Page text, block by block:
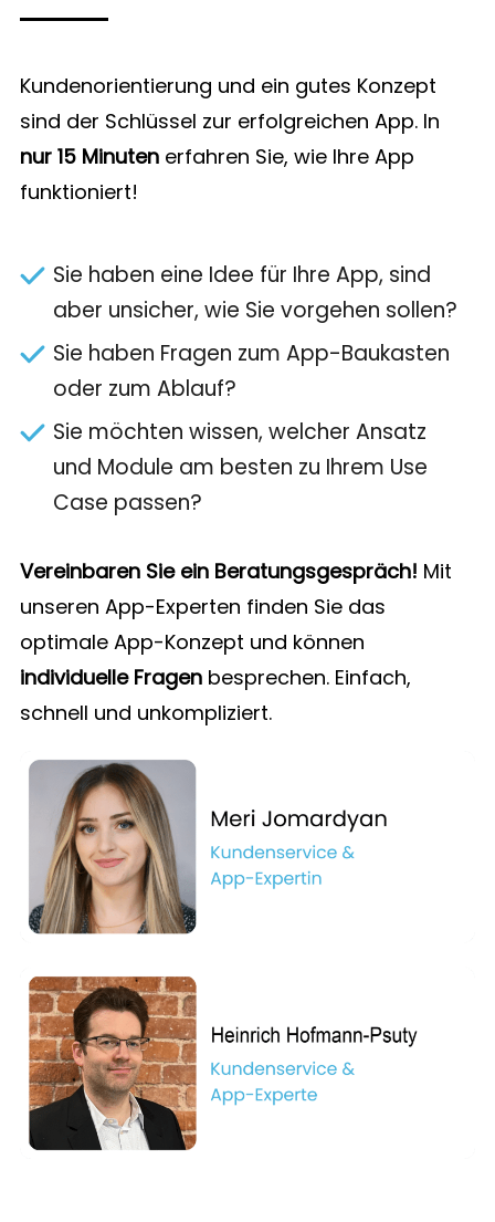
Kundenorientierung und ein gutes Konzept
sind der Schlüssel zur erfolgreichen App. In
nur 15 Minuten erfahren Sie, wie Ihre App
funktioniert!
Sie haben eine Idee für Ihre App, sind
aber unsicher, wie Sie vorgehen sollen?
Sie haben Fragen zum App-Baukasten
oder zum Ablauf?
Sie möchten wissen, welcher Ansatz
und Module am besten zu Ihrem Use
Case passen?
Vereinbaren Sie ein Beratungsgespräch! Mit
unseren App-Experten finden Sie das
optimale App-Konzept und können
individuelle Fragen besprechen. Einfach,
schnell und unkompliziert.